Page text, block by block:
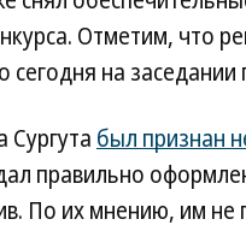
Отметим, что
на заседании
был признан
правильно
По их мнению, им не